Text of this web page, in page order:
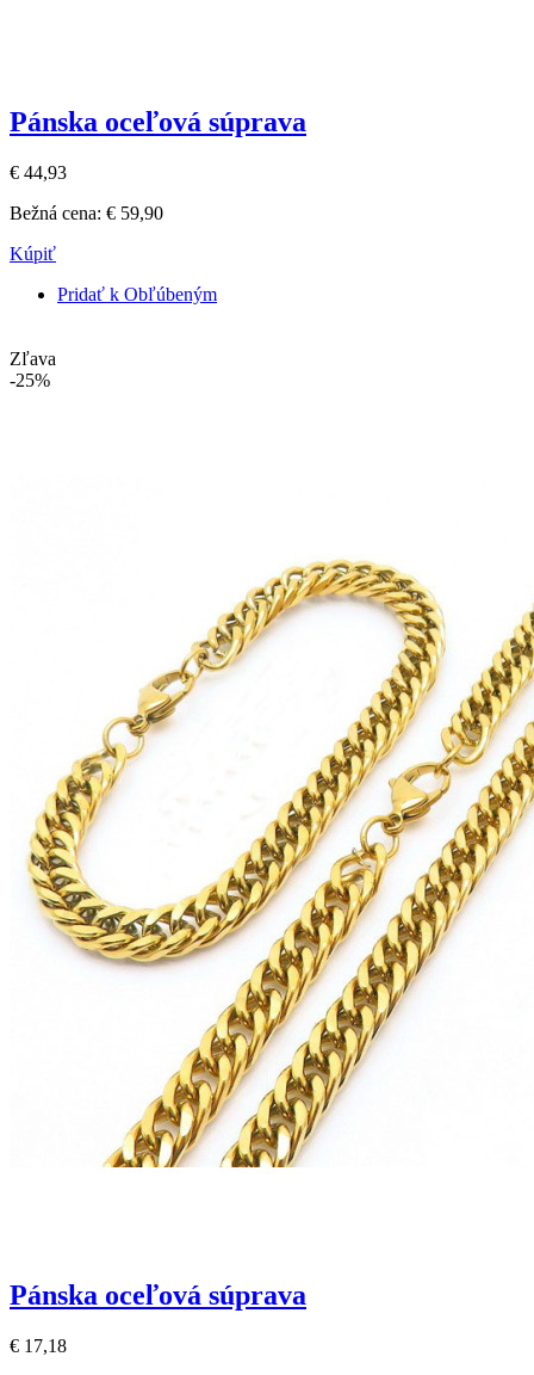
Pánska oceľová súprava
€ 44,93
Bežná cena: € 59,90
Kúpiť
Pridať k Obľúbeným
Zľava
-25%
Pánska oceľová súprava
€ 17,18